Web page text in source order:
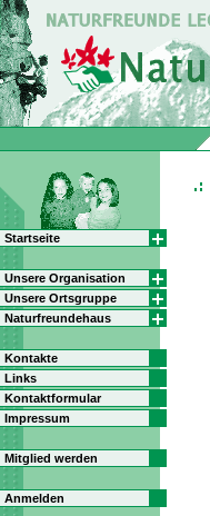
Startseite
Unsere Organisation
Unsere Ortsgruppe
Naturfreundehaus
Kontakte
Links
Kontaktformular
Impressum
Mitglied werden
Anmelden